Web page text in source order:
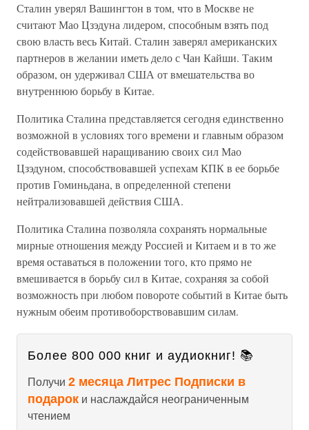
Сталин уверял Вашингтон в том, что в Москве не
считают Мао Цзэдуна лидером, способным взять под
свою власть весь Китай. Сталин заверял американских
партнеров в желании иметь дело с Чан Кайши. Таким
образом, он удерживал США от вмешательства во
внутреннюю борьбу в Китае.
Политика Сталина представляется сегодня единственно
возможной в условиях того времени и главным образом
содействовавшей наращиванию своих сил Мао
Цзэдуном, способствовавшей успехам КПК в ее борьбе
против Гоминьдана, в определенной степени
нейтрализовавшей действия США.
Политика Сталина позволяла сохранять нормальные
мирные отношения между Россией и Китаем и в то же
время оставаться в положении того, кто прямо не
вмешивается в борьбу сил в Китае, сохраняя за собой
возможность при любом повороте событий в Китае быть
нужным обеим противоборствовавшим силам.
Более 800 000 книг и аудиокниг! 📚
Получи 2 месяца Литрес Подписки в
подарок и наслаждайся неограниченным
чтением